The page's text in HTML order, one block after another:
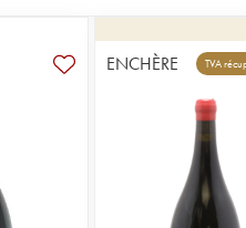
ENCHÈRE TVA